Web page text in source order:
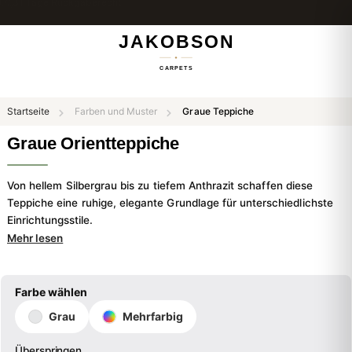
Startseite Farben und Muster Graue Teppiche
Graue Orientteppiche
Von hellem Silbergrau bis zu tiefem Anthrazit schaffen diese
Teppiche eine ruhige, elegante Grundlage für unterschiedlichste
Einrichtungsstile.
Mehr lesen
Farbe wählen
Grau
Mehrfarbig